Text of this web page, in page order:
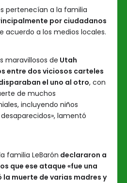
pertenecían a la familia
por ciudadanos
acuerdo a los medios locales.
maravillosos de Utah
entre dos viciosos carteles
el uno al otro, con
de muchos
incluyendo niños
lamentó
familia LeBarón declararon a
que ese ataque «fue una
la muerte de varias madres y